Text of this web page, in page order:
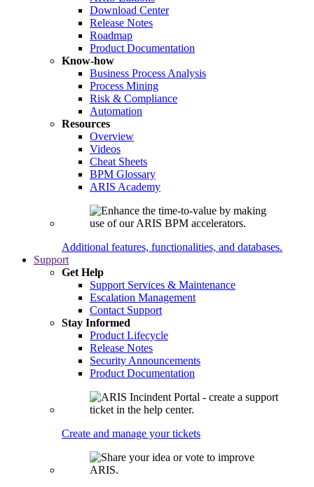
Download Center
Release Notes
Roadmap
Product Documentation
Know-how
Business Process Analysis
Process Mining
Risk & Compliance
Automation
Resources
Overview
Videos
Cheat Sheets
BPM Glossary
ARIS Academy
Additional features, functionalities, and databases.
Support
Get Help
Support Services & Maintenance
Escalation Management
Contact Support
Stay Informed
Product Lifecycle
Release Notes
Security Announcements
Product Documentation
Create and manage your tickets